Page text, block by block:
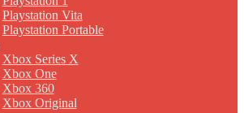
Playstation Vita
Playstation Portable
Xbox Series X
Xbox One
Xbox 360
Xbox Original